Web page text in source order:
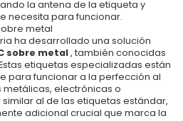
la antena de la etiqueta y
necesita para funcionar.
metal
ha desarrollado una solución
sobre metal, también conocidas
etiquetas especializadas están
para funcionar a la perfección al
electrónicas o
al de las etiquetas estándar,
adicional crucial que marca la